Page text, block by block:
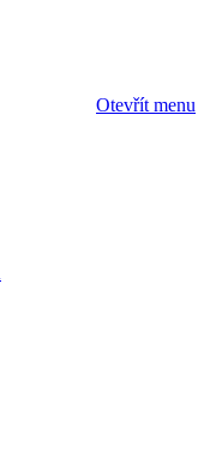
Otevřít menu